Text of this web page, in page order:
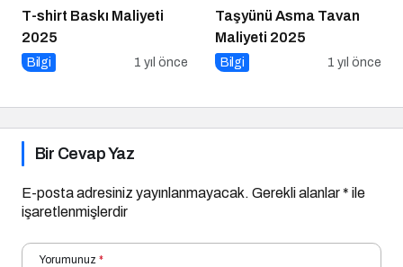
T-shirt Baskı Maliyeti
2025
Bilgi 1 yıl önce
Taşyünü Asma Tavan
Maliyeti 2025
Bilgi 1 yıl önce
Bir Cevap Yaz
E-posta adresiniz yayınlanmayacak. Gerekli alanlar* ile
işaretlenmişlerdir
Yorumunuz *